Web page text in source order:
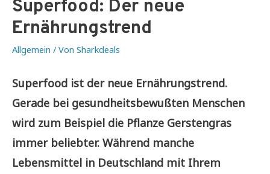
Superfood: Der neue
Ernährungstrend
Allgemein / Von Sharkdeals
Superfood ist der neue Ernährungstrend.
Gerade bei gesundheitsbewußten Menschen
wird zum Beispiel die Pflanze Gerstengras
immer beliebter. Während manche
Lebensmittel in Deutschland mit Ihrem